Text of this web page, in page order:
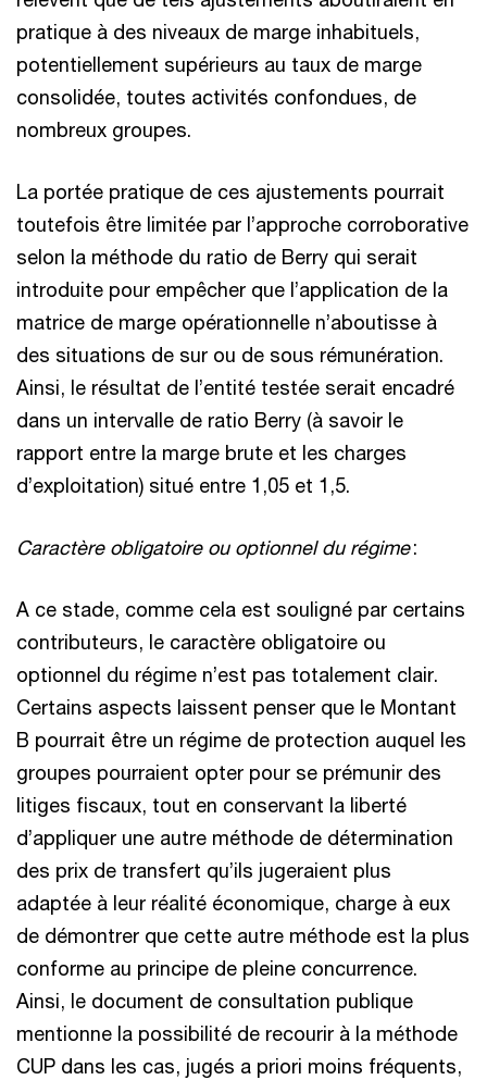
pratique à des niveaux de marge inhabituels,
potentiellement supérieurs au taux de marge
consolidée, toutes activités confondues, de
nombreux groupes.
La portée pratique de ces ajustements pourrait
toutefois être limitée par l’approche corroborative
selon la méthode du ratio de Berry qui serait
introduite pour empêcher que l’application de la
matrice de marge opérationnelle n’aboutisse à
des situations de sur ou de sous rémunération.
Ainsi, le résultat de l’entité testée serait encadré
dans un intervalle de ratio Berry (à savoir le
rapport entre la marge brute et les charges
d’exploitation) situé entre 1,05 et 1,5.
Caractère obligatoire ou optionnel du régime:
A ce stade, comme cela est souligné par certains
contributeurs, le caractère obligatoire ou
optionnel du régime n’est pas totalement clair.
Certains aspects laissent penser que le Montant
B pourrait être un régime de protection auquel les
groupes pourraient opter pour se prémunir des
litiges fiscaux, tout en conservant la liberté
d’appliquer une autre méthode de détermination
des prix de transfert qu’ils jugeraient plus
adaptée à leur réalité économique, charge à eux
de démontrer que cette autre méthode est la plus
conforme au principe de pleine concurrence.
Ainsi, le document de consultation publique
mentionne la possibilité de recourir à la méthode
CUP dans les cas, jugés a priori moins fréquents,